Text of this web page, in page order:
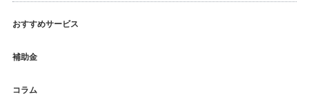
おすすめサービス
補助金
コラム